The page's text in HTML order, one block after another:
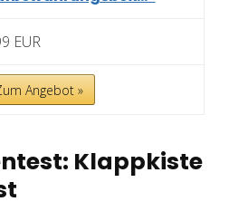
EUR
Angebot »
Klappkiste